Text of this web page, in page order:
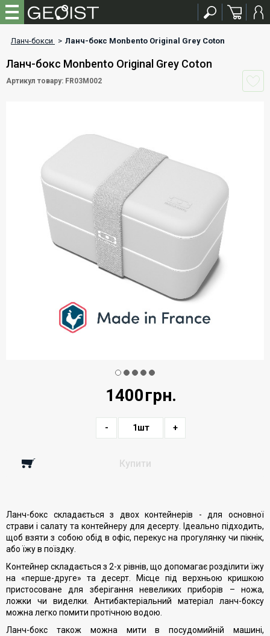
Ланч-бокси > Ланч-бокс Monbento Original Grey Coton
Ланч-бокс Monbento Original Grey Coton
Артикул товару: FR03M002
1400грн.
- 1шт +
Купити
Ланч-бокс складається з двох контейнерів - для основної
страви і салату та контейнеру для десерту. Ідеально підходить,
щоб взяти з собою обід в офіс, перекус на прогулянку чи пікнік,
або їжу в поїздку.
Контейнер складається з 2-х рівнів, що допомагає розділити їжу
на «перше-друге» та десерт. Місце під верхньою кришкою
пристосоване для зберігання невеликих приборів – ножа,
ложки чи виделки. Антибактеріальний матеріал ланч-боксу
можна легко помити протічною водою.
Ланч-бокс також можна мити в посудомийній машині,